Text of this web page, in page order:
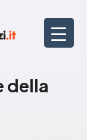
della